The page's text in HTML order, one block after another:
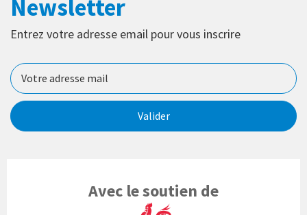
Newsletter
Entrez votre adresse email pour vous inscrire
Valider
Avec le soutien de